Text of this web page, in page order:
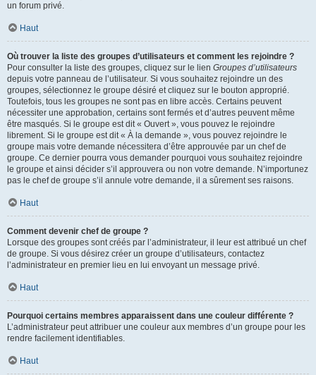
un forum privé.
Haut
Où trouver la liste des groupes d’utilisateurs et comment les rejoindre ?
Pour consulter la liste des groupes, cliquez sur le lien Groupes d’utilisateurs
depuis votre panneau de l’utilisateur. Si vous souhaitez rejoindre un des
groupes, sélectionnez le groupe désiré et cliquez sur le bouton approprié.
Toutefois, tous les groupes ne sont pas en libre accès. Certains peuvent
nécessiter une approbation, certains sont fermés et d’autres peuvent même
être masqués. Si le groupe est dit « Ouvert », vous pouvez le rejoindre
librement. Si le groupe est dit « À la demande », vous pouvez rejoindre le
groupe mais votre demande nécessitera d’être approuvée par un chef de
groupe. Ce dernier pourra vous demander pourquoi vous souhaitez rejoindre
le groupe et ainsi décider s’il approuvera ou non votre demande. N’importunez
pas le chef de groupe s’il annule votre demande, il a sûrement ses raisons.
Haut
Comment devenir chef de groupe ?
Lorsque des groupes sont créés par l’administrateur, il leur est attribué un chef
de groupe. Si vous désirez créer un groupe d’utilisateurs, contactez
l’administrateur en premier lieu en lui envoyant un message privé.
Haut
Pourquoi certains membres apparaissent dans une couleur différente ?
L’administrateur peut attribuer une couleur aux membres d’un groupe pour les
rendre facilement identifiables.
Haut